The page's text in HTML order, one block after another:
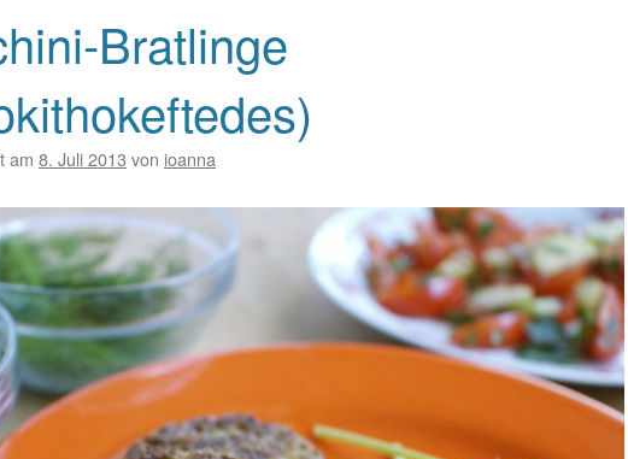
Bratlinge
am 8. Juli 2013 von ioanna